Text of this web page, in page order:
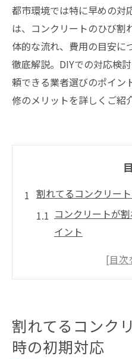
都市環境では特に早めの対
は、コンクリートのひび割
体的な流れ、費用の目安に
徹底解説。DIYでの対応検
頼できる業者選びのポイン
修のメリットを詳しくご紹
割れてるコンクリー
コンクリートが
イント
早期発見で割れ
事項
ひび割れ発見時に
割れてるコンク
時の初期対応